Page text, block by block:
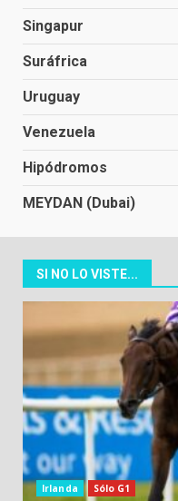
Singapur
Suráfrica
Uruguay
Venezuela
Hipódromos
MEYDAN (Dubai)
SI NO LO VISTE...
Irlanda Sólo G1